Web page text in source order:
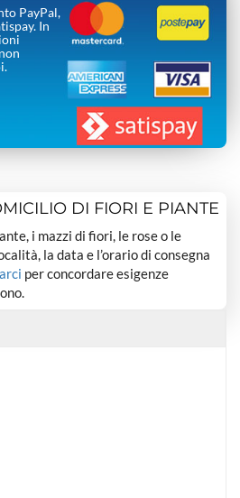
PayPal,
In
DI FIORI E PIANTE
i mazzi di fiori, le rose o le
la data e l’orario di consegna
per concordare esigenze